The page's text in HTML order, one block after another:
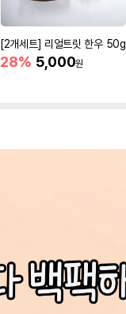
[2개세트] 리얼트릿 한우 50g
28% 5,000원